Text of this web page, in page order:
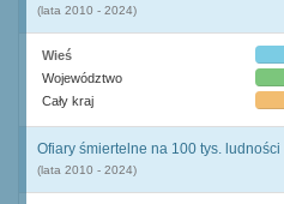
(lata 2010 - 2024)
Wieś
Województwo
Cały kraj
Ofiary śmiertelne na 100 tys. ludności
(lata 2010 - 2024)